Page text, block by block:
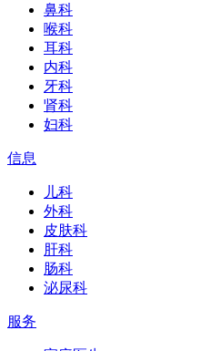
鼻科
喉科
耳科
内科
牙科
肾科
妇科
信息
儿科
外科
皮肤科
肝科
肠科
泌尿科
服务